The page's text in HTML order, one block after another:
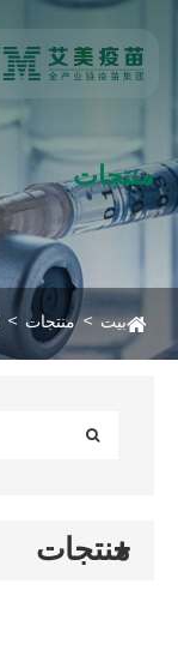
منتجات
بيت منتجات
منتجات